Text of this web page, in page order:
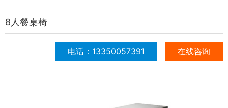
8人餐桌椅
在线咨询
电话：13350057391